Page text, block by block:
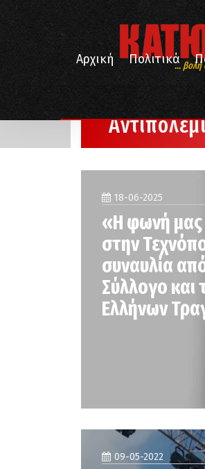
... βολή
Αρχική
Πολιτικά
Αντιπολεμική
18-06-2025
«Η φωνή μας
στην
συναυλία
Σύλλογο και
Ελλήνων
09-05-2022